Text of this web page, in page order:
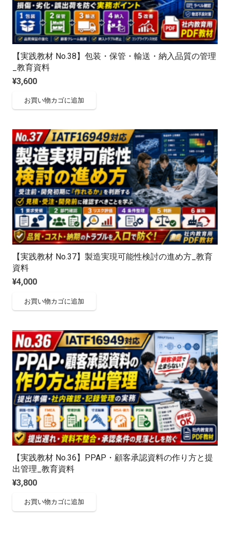
【実践教材 No.38】包装・保管・輸送・納入品質の管理
_教育資料
¥3,600
お買い物カゴに追加
【実践教材 No.37】製造実現可能性検討の進め方_教育
資料
¥4,000
お買い物カゴに追加
【実践教材 No.36】PPAP・顧客承認資料の作り方と提
出管理_教育資料
¥3,800
お買い物カゴに追加